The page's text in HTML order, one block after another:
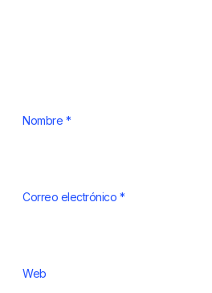
Nombre *
Correo electrónico *
Web